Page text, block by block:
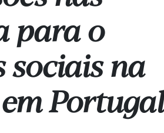
para o
sociais na
Portugal